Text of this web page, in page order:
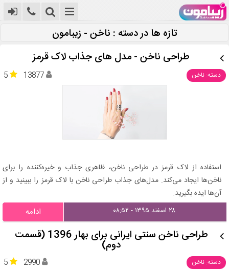
تازه ها در دسته : ناخن - زیبامون
طراحی ناخن - مدل های جذاب لاک قرمز
دسته: ناخن 5 13877
استفاده از لاک قرمز در طراحی ناخن، ظاهری جذاب و خیره‌کننده را برای
ناخن‌ها ایجاد می‌کند. مدل‌های جذاب طراحی ناخن با لاک قرمز را ببینید و از
آن‌ها ایده بگیرید.
۲۸ اسفند ۱۳۹۵ - ۰۸:۵۲ ادامه
طراحی ناخن سنتی ایرانی برای بهار 1396 (قسمت
دوم)
دسته: ناخن 5 2990